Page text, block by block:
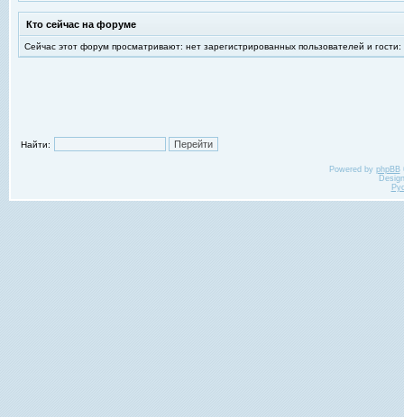
Кто сейчас на форуме
Сейчас этот форум просматривают: нет зарегистрированных пользователей и гости:
Найти:
Powered by phpBB